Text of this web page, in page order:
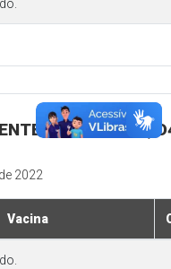
E ADULTOS,
2022
Vacina